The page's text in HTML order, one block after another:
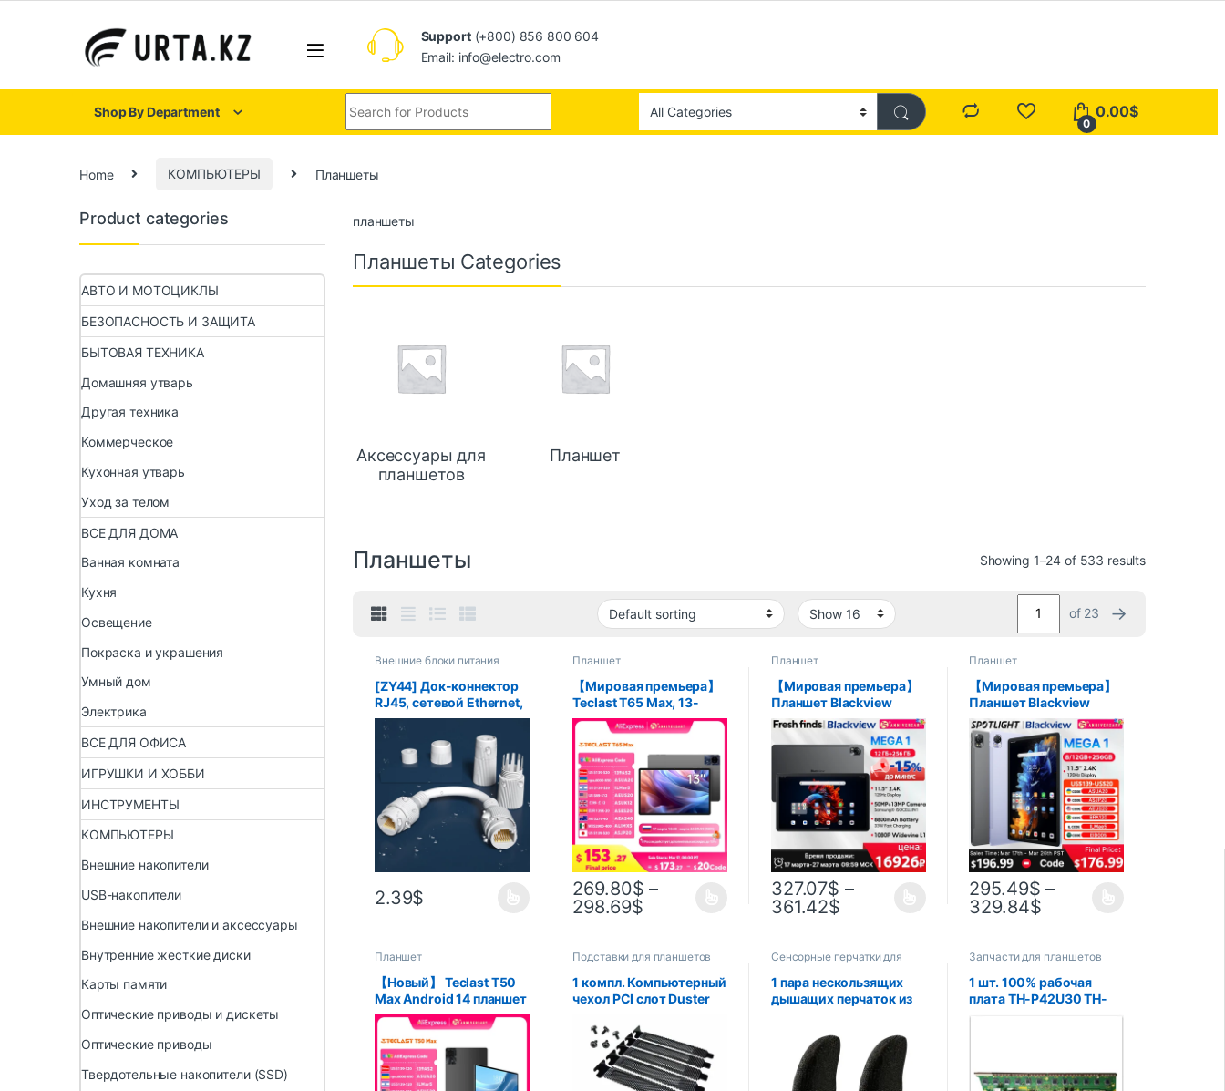
Support(+800) 856 800 604
Email: info@electro.com
Shop By Department
0
0.00$
Home КОМПЬЮТЕРЫ Планшеты
планшеты
Планшеты Categories
Аксессуары для
планшетов
Планшет
Планшеты Showing 1–24 of 533 results
of 23 →
Внешние блоки питания
[ZY44] Док-коннектор
RJ45, сетевой Ethernet,
прямой проводной
водонепроницаемый
разъем для наружного
использования,
удлинитель
широкополосного
сетевого кабеля
2.39$
Планшет
【Мировая премьера】
Teclast T65 Max, 13-
дюймовый HD-дисплей,
Android 14, планшет
MediaTek G99, 8 ГБ ОЗУ,
256 ГБ ПЗУ, 10 000 мАч,
аккумулятор Widevine
L1 планшет
269.80$ –
298.69$
Планшет
【Мировая премьера】
Планшет Blackview
MEGA 1 с 11,5-
дюймовым дисплеем
2,4K 120 Гц, камерой 50
МП+13 МП, 12 ГБ ОЗУ
256 ГБ, 33 Вт, быстрой
зарядкой,
аккумулятором
емкостью 8800 мА·ч
327.07$ –
361.42$
Планшет
【Мировая премьера】
Планшет Blackview
MEGA 1, 11,5 дюймов,
дисплей 2,4K, 120 Гц, 12
ГБ, 256 ГБ, 8800 мАч,
камера 50 МП + 13 МП,
панель для быстрой
зарядки 33 Вт
295.49$ –
329.84$
Планшет
【Новый】 Teclast T50
Max Android 14 планшет
11 “FHD+ 90 Гц дисплей
Tüv Rheinland MediaTek
G99 8GB RAM 256 ГБ
ROM 8000MAH 18W 4G
LTE Tab
Подставки для планшетов
1 компл. Компьютерный
чехол PCI слот Duster
перегородка с винтами
Сенсорные перчатки для
планшетов
1 пара нескользящих
дышащих перчаток из
для игр с пальцами для
iPhone/An-droid/iOS
мобильный телефон/
планшет
Запчасти для планшетов
1 шт. 100% рабочая
плата TH-P42U30 TH-
P42U33C SN
Product categories
АВТО И МОТОЦИКЛЫ
БЕЗОПАСНОСТЬ И ЗАЩИТА
БЫТОВАЯ ТЕХНИКА
Домашняя утварь
Другая техника
Коммерческое
Кухонная утварь
Уход за телом
ВСЕ ДЛЯ ДОМА
Ванная комната
Кухня
Освещение
Покраска и украшения
Умный дом
Электрика
ВСЕ ДЛЯ ОФИСА
ИГРУШКИ И ХОББИ
ИНСТРУМЕНТЫ
КОМПЬЮТЕРЫ
Внешние накопители
USB-накопители
Внешние накопители и аксессуары
Внутренние жесткие диски
Карты памяти
Оптические приводы и дискеты
Оптические приводы
Твердотельные накопители (SSD)